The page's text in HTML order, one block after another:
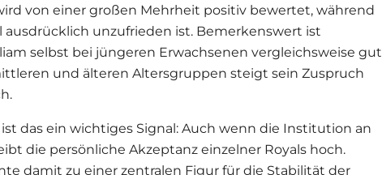
von einer großen Mehrheit positiv bewertet, während
ausdrücklich unzufrieden ist. Bemerkenswert ist
selbst bei jüngeren Erwachsenen vergleichsweise gut
und älteren Altersgruppen steigt sein Zuspruch
ist das ein wichtiges Signal: Auch wenn die Institution an
die persönliche Akzeptanz einzelner Royals hoch.
damit zu einer zentralen Figur für die Stabilität der